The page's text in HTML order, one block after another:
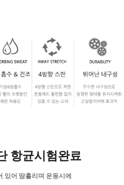
항균시험완료
있어 땀흘리며 운동시에